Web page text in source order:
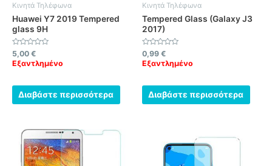
Κινητά Τηλέφωνα
Huawei Y7 2019 Tempered
glass 9H
Βαθμολογήθηκε
με
0
5,00 €
Εξαντλημένο
Διαβάστε περισσότερα
Κινητά Τηλέφωνα
Tempered Glass (Galaxy J3
2017)
Βαθμολογήθηκε
με
0
0,99 €
Εξαντλημένο
Διαβάστε περισσότερα